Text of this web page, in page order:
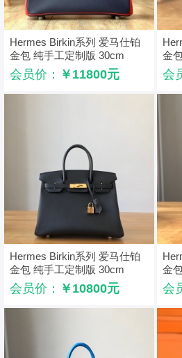
Hermes Birkin系列 爱马仕铂
金包 纯手工定制版 30cm
EPSOM皮 蓝拼红色
会员价： ￥11800元
金
会
Hermes Birkin系列 爱马仕铂
金包 纯手工定制版 30cm
EPSOM皮 黑色
会员价： ￥10800元
金
会